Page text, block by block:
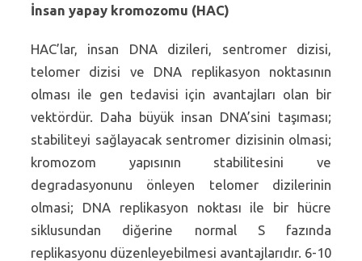
İnsan yapay kromozomu (HAC)
HAC’lar, insan DNA dizileri, sentromer dizisi,
telomer dizisi ve DNA replikasyon noktasının
olması ile gen tedavisi için avantajları olan bir
vektördür. Daha büyük insan DNA’sini taşıması;
stabiliteyi sağlayacak sentromer dizisinin olmasi;
kromozom yapısının stabilitesini ve
degradasyonunu önleyen telomer dizilerinin
olmasi; DNA replikasyon noktası ile bir hücre
siklusundan diğerine normal S fazında
replikasyonu düzenleyebilmesi avantajlarıdır. 6-10